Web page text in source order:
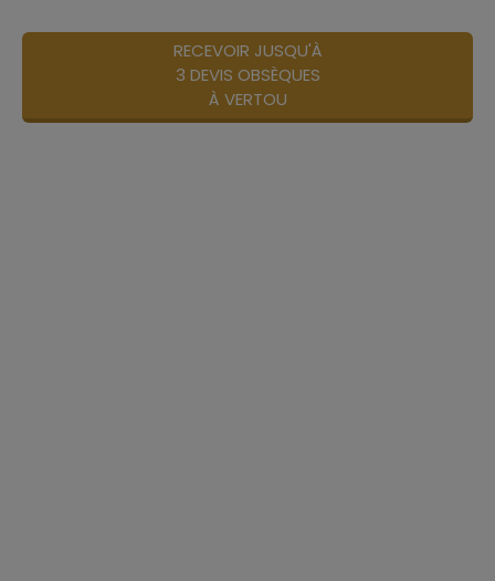
RECEVOIR JUSQU'À
3 DEVIS OBSÈQUES
À VERTOU